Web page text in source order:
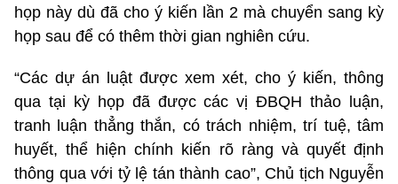
họp này dù đã cho ý kiến lần 2 mà chuyển sang kỳ
họp sau để có thêm thời gian nghiên cứu.
“Các dự án luật được xem xét, cho ý kiến, thông
qua tại kỳ họp đã được các vị ĐBQH thảo luận,
tranh luận thẳng thắn, có trách nhiệm, trí tuệ, tâm
huyết, thể hiện chính kiến rõ ràng và quyết định
thông qua với tỷ lệ tán thành cao”, Chủ tịch Nguyễn